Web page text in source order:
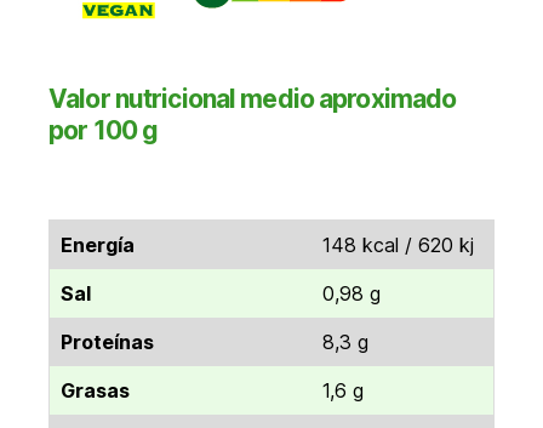
Valor nutricional medio aproximado
por 100 g
Energía
148 kcal / 620 kj
Sal
0,98 g
Proteínas
8,3 g
Grasas
1,6 g